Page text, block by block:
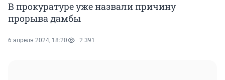
В прокуратуре уже назвали причину
прорыва дамбы
6 апреля 2024, 18:20 2 391